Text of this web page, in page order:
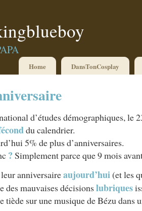
Home DansTonCosplay
d’études démographiques, le
du calendrier.
5% de plus d’anniversaires.
? Simplement parce que 9 mois
anniversaireaujourd’hui (et les
des mauvaises décisionslubriques
tiède sur une musique de Bézu dans